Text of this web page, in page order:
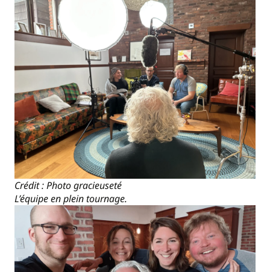
Crédit : Photo gracieuseté
L’équipe en plein tournage.